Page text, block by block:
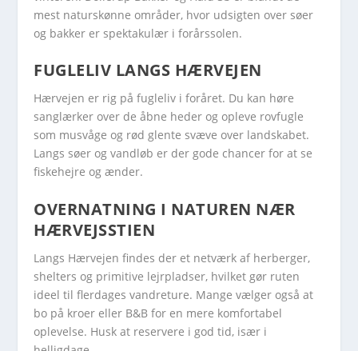
mest naturskønne områder, hvor udsigten over søer
og bakker er spektakulær i forårssolen.
FUGLELIV LANGS HÆRVEJEN
Hærvejen er rig på fugleliv i foråret. Du kan høre
sanglærker over de åbne heder og opleve rovfugle
som musvåge og rød glente svæve over landskabet.
Langs søer og vandløb er der gode chancer for at se
fiskehejre og ænder.
OVERNATNING I NATUREN NÆR
HÆRVEJSSTIEN
Langs Hærvejen findes der et netværk af herberger,
shelters og primitive lejrpladser, hvilket gør ruten
ideel til flerdages vandreture. Mange vælger også at
bo på kroer eller B&B for en mere komfortabel
oplevelse. Husk at reservere i god tid, især i